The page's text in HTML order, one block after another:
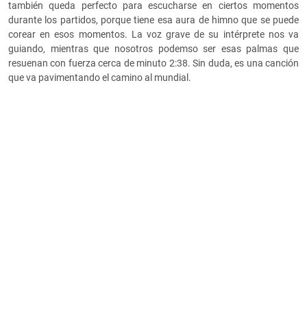
también queda perfecto para escucharse en ciertos momentos
durante los partidos, porque tiene esa aura de himno que se puede
corear en esos momentos. La voz grave de su intérprete nos va
guiando, mientras que nosotros podemso ser esas palmas que
resuenan con fuerza cerca de minuto 2:38. Sin duda, es una canción
que va pavimentando el camino al mundial.